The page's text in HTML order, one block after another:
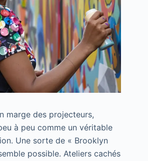
marge des projecteurs,
à peu comme un véritable
Une sorte de « Brooklyn
possible. Ateliers cachés